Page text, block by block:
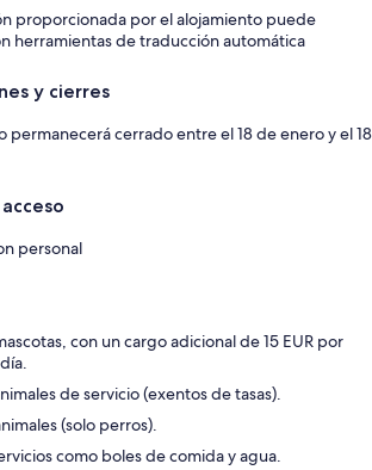
proporcionada por el alojamiento puede
herramientas de traducción automática
y cierres
permanecerá cerrado entre el 18 de enero y el 18
personal
con un cargo adicional de 15 EUR por
de servicio (exentos de tasas).
(solo perros).
como boles de comida y agua.